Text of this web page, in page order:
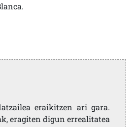
eraikitzen ari gara.
eragiten digun errealitatea